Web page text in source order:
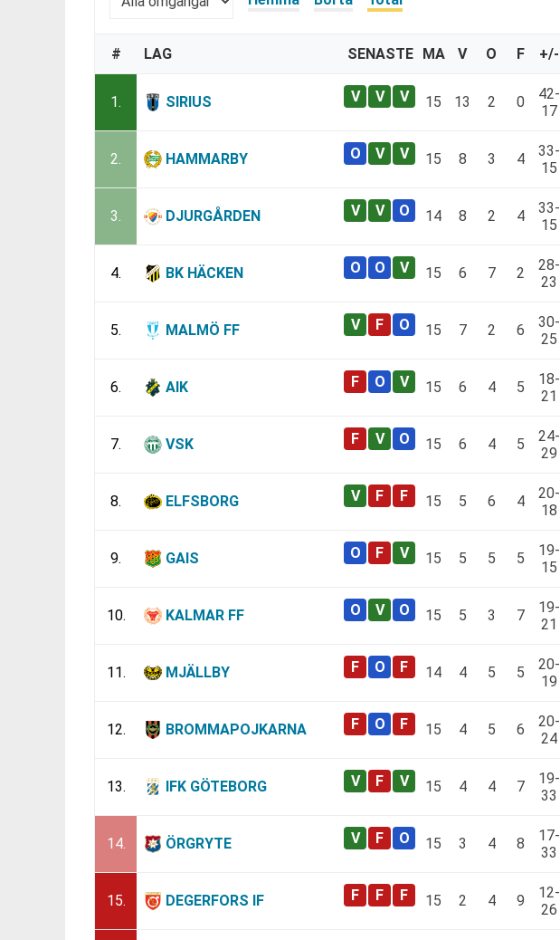
# LAG SENASTE MA V O F +/-
1. SIRIUS 15 13 2 0
42-
17
2. HAMMARBY 15 8 3 4
33-
15
3. DJURGÅRDEN 14 8 2 4
33-
15
4. BK HÄCKEN 15 6 7 2
28-
23
5. MALMÖ FF 15 7 2 6
30-
25
6. AIK 15 6 4 5
18-
21
7. VSK 15 6 4 5
24-
29
8. ELFSBORG 15 5 6 4
20-
18
9. GAIS 15 5 5 5
19-
15
10. KALMAR FF 15 5 3 7
19-
21
11. MJÄLLBY 14 4 5 5
20-
19
12. BROMMAPOJKARNA 15 4 5 6
20-
24
13. IFK GÖTEBORG 15 4 4 7
19-
33
14. ÖRGRYTE 15 3 4 8
17-
33
15. DEGERFORS IF 15 2 4 9
12-
26